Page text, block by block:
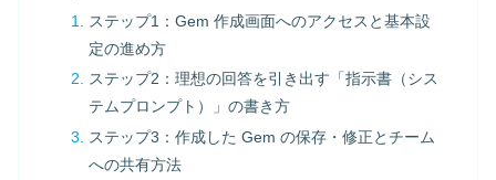
ステップ1：Gem 作成画面へのアクセスと基本設
定の進め方
ステップ2：理想の回答を引き出す「指示書（シス
テムプロンプト）」の書き方
ステップ3：作成した Gem の保存・修正とチーム
への共有方法